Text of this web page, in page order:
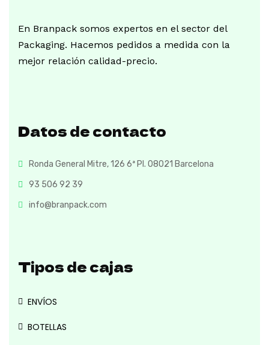
En Branpack somos expertos en el sector del
Packaging. Hacemos pedidos a medida con la
mejor relación calidad-precio.
Datos de contacto
Ronda General Mitre, 126 6ª Pl. 08021 Barcelona
93 506 92 39
info@branpack.com
Tipos de cajas
ENVÍOS
BOTELLAS